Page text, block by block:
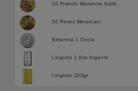
20 Franchi Marianna Gallo
50 Pesos Messicani
Britannia 1 Oncia
Lingotto 1 Kilo Argento
Lingotto 250gr